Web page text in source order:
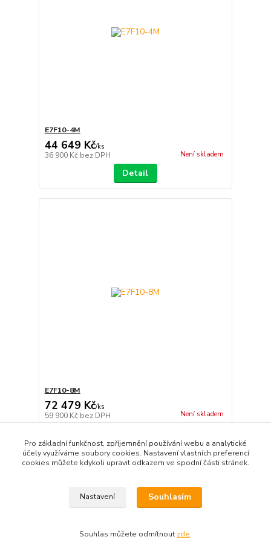
E7F10-4M
44 649 Kč/ks
36 900 Kč bez DPH Není skladem
Detail
E7F10-8M
72 479 Kč/ks
59 900 Kč bez DPH Není skladem
Pro základní funkčnost, zpříjemnění používání webu a analytické
účely využíváme soubory cookies. Nastavení vlastních preferencí
cookies můžete kdykoli upravit odkazem ve spodní části stránek.
Nastavení Souhlasím
Souhlas můžete odmítnout zde.